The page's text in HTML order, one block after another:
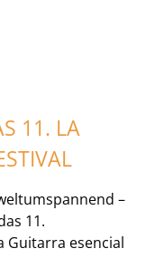
11. LA
–
11.
Guitarra esencial